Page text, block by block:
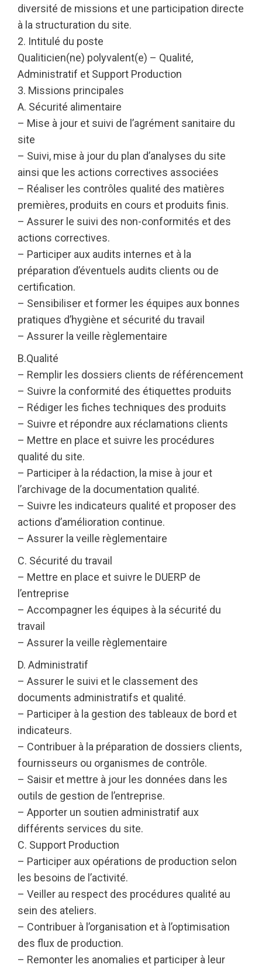
diversité de missions et une participation directe
à la structuration du site.
2. Intitulé du poste
Qualiticien(ne) polyvalent(e) – Qualité,
Administratif et Support Production
3. Missions principales
A. Sécurité alimentaire
– Mise à jour et suivi de l’agrément sanitaire du
site
– Suivi, mise à jour du plan d’analyses du site
ainsi que les actions correctives associées
– Réaliser les contrôles qualité des matières
premières, produits en cours et produits finis.
– Assurer le suivi des non-conformités et des
actions correctives.
– Participer aux audits internes et à la
préparation d’éventuels audits clients ou de
certification.
– Sensibiliser et former les équipes aux bonnes
pratiques d’hygiène et sécurité du travail
– Assurer la veille règlementaire
B.Qualité
– Remplir les dossiers clients de référencement
– Suivre la conformité des étiquettes produits
– Rédiger les fiches techniques des produits
– Suivre et répondre aux réclamations clients
– Mettre en place et suivre les procédures
qualité du site.
– Participer à la rédaction, la mise à jour et
l’archivage de la documentation qualité.
– Suivre les indicateurs qualité et proposer des
actions d’amélioration continue.
– Assurer la veille règlementaire
C. Sécurité du travail
– Mettre en place et suivre le DUERP de
l’entreprise
– Accompagner les équipes à la sécurité du
travail
– Assurer la veille règlementaire
D. Administratif
– Assurer le suivi et le classement des
documents administratifs et qualité.
– Participer à la gestion des tableaux de bord et
indicateurs.
– Contribuer à la préparation de dossiers clients,
fournisseurs ou organismes de contrôle.
– Saisir et mettre à jour les données dans les
outils de gestion de l’entreprise.
– Apporter un soutien administratif aux
différents services du site.
C. Support Production
– Participer aux opérations de production selon
les besoins de l’activité.
– Veiller au respect des procédures qualité au
sein des ateliers.
– Contribuer à l’organisation et à l’optimisation
des flux de production.
– Remonter les anomalies et participer à leur